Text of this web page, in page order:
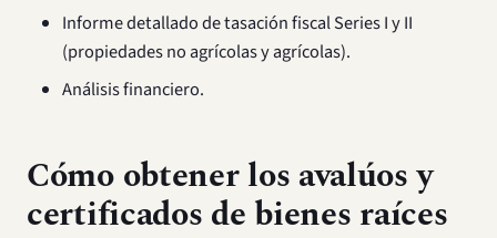
Informe detallado de tasación fiscal Series I y II
(propiedades no agrícolas y agrícolas).
Análisis financiero.
Cómo obtener los avalúos y
certificados de bienes raíces